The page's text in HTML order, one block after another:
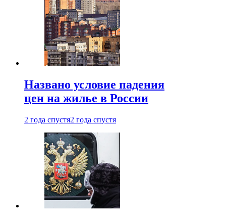
Названо условие падения
цен на жилье в России
2 года спустя2 года спустя